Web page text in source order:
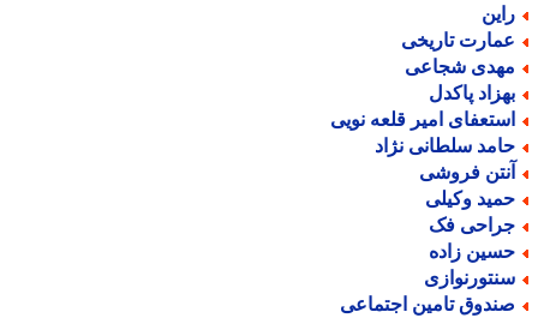
تاریخی
شجاعی
پاکدل
امیر قلعه نویی
سلطانی نژاد
فروشی
وکیلی
فک
زاده
تامین اجتماعی